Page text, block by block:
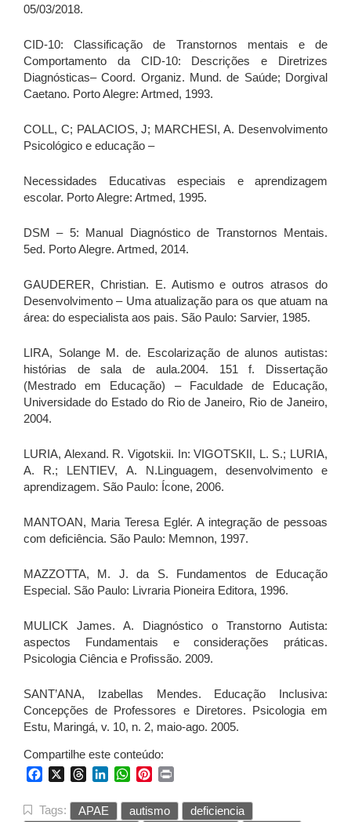
05/03/2018.
CID-10: Classificação de Transtornos mentais e de
Comportamento da CID-10: Descrições e Diretrizes
Diagnósticas– Coord. Organiz. Mund. de Saúde; Dorgival
Caetano. Porto Alegre: Artmed, 1993.
COLL, C; PALACIOS, J; MARCHESI, A. Desenvolvimento
Psicológico e educação –
Necessidades Educativas especiais e aprendizagem
escolar. Porto Alegre: Artmed, 1995.
DSM – 5: Manual Diagnóstico de Transtornos Mentais.
5ed. Porto Alegre. Artmed, 2014.
GAUDERER, Christian. E. Autismo e outros atrasos do
Desenvolvimento – Uma atualização para os que atuam na
área: do especialista aos pais. São Paulo: Sarvier, 1985.
LIRA, Solange M. de. Escolarização de alunos autistas:
histórias de sala de aula.2004. 151 f. Dissertação
(Mestrado em Educação) – Faculdade de Educação,
Universidade do Estado do Rio de Janeiro, Rio de Janeiro,
2004.
LURIA, Alexand. R. Vigotskii. In: VIGOTSKII, L. S.; LURIA,
A. R.; LENTIEV, A. N.Linguagem, desenvolvimento e
aprendizagem. São Paulo: Ícone, 2006.
MANTOAN, Maria Teresa Eglér. A integração de pessoas
com deficiência. São Paulo: Memnon, 1997.
MAZZOTTA, M. J. da S. Fundamentos de Educação
Especial. São Paulo: Livraria Pioneira Editora, 1996.
MULICK James. A. Diagnóstico o Transtorno Autista:
aspectos Fundamentais e considerações práticas.
Psicologia Ciência e Profissão. 2009.
SANT’ANA, Izabellas Mendes. Educação Inclusiva:
Concepções de Professores e Diretores. Psicologia em
Estu, Maringá, v. 10, n. 2, maio-ago. 2005.
Compartilhe este conteúdo:
FacebookThreadsLinkedInWhatsApp
Pinterest
Tags: APAE autismo deficiencia